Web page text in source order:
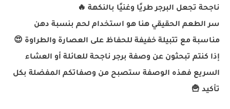
ناجحة تجعل البرجر طريًا وغنيًا بالنكهة 🔥
سر الطعم الحقيقي هنا هو استخدام لحم بنسبة دهن
مناسبة مع تتبيلة خفيفة للحفاظ على العصارة والطراوة 😍
إذا كنتم تبحثون عن وصفة برجر ناجحة للعائلة أو العشاء
السريع فهذه الوصفة ستصبح من وصفاتكم المفضلة بكل
تأكيد 🍟